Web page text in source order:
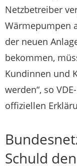
Netzbetreiber
Wärmepumpen
der neuen
bekommen,
Kundinnen und
werden“, so
offiziellen
Schuld